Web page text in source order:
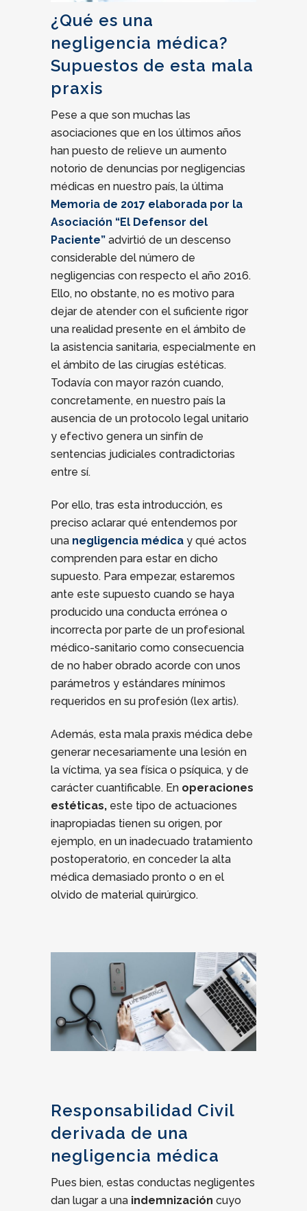
¿Qué es una
negligencia médica?
Supuestos de esta mala
praxis
Pese a que son muchas las
asociaciones que en los últimos años
han puesto de relieve un aumento
notorio de denuncias por negligencias
médicas en nuestro país, la última
Memoria de 2017 elaborada por la
Asociación “El Defensor del
Paciente” advirtió de un descenso
considerable del número de
negligencias con respecto el año 2016.
Ello, no obstante, no es motivo para
dejar de atender con el suficiente rigor
una realidad presente en el ámbito de
la asistencia sanitaria, especialmente en
el ámbito de las cirugías estéticas.
Todavía con mayor razón cuando,
concretamente, en nuestro país la
ausencia de un protocolo legal unitario
y efectivo genera un sinfín de
sentencias judiciales contradictorias
entre sí.
Por ello, tras esta introducción, es
preciso aclarar qué entendemos por
una negligencia médica y qué actos
comprenden para estar en dicho
supuesto. Para empezar, estaremos
ante este supuesto cuando se haya
producido una conducta errónea o
incorrecta por parte de un profesional
médico-sanitario como consecuencia
de no haber obrado acorde con unos
parámetros y estándares mínimos
requeridos en su profesión (lex artis).
Además, esta mala praxis médica debe
generar necesariamente una lesión en
la víctima, ya sea física o psíquica, y de
carácter cuantificable. En operaciones
estéticas, este tipo de actuaciones
inapropiadas tienen su origen, por
ejemplo, en un inadecuado tratamiento
postoperatorio, en conceder la alta
médica demasiado pronto o en el
olvido de material quirúrgico.
Responsabilidad Civil
derivada de una
negligencia médica
Pues bien, estas conductas negligentes
dan lugar a una indemnización cuyo